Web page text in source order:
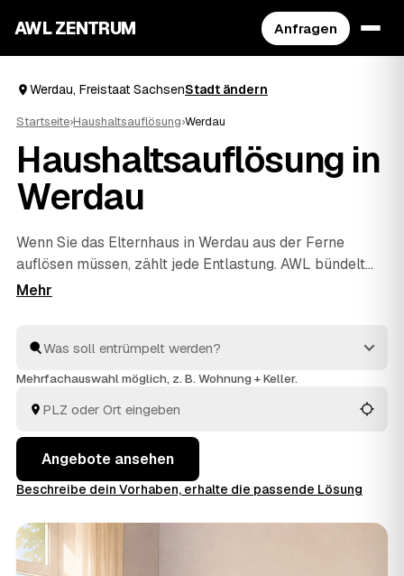
AWL ZENTRUM Anfragen
Werdau, Freistaat SachsenStadt ändern
Startseite›Haushaltsauflösung›Werdau
Haushaltsauflösung in
Werdau
Wenn Sie das Elternhaus in Werdau aus der Ferne
auflösen müssen, zählt jede Entlastung. AWL bündelt
die Suche: Eine Anfrage genügt, und geprüfte Anbieter
Sichtung des Nachlasses, fachgerechte Entsorgung und
Wertanrechnung übernehmen die Profis – einfühlsam
aus Werdau undCrimmitschau
vergleichen Sie in Ruhe und geben den Auftrag aus der
Hand.
Mehrfachauswahl möglich, z. B. Wohnung + Keller.
Angebote ansehen
Beschreibe dein Vorhaben, erhalte die passende Lösung